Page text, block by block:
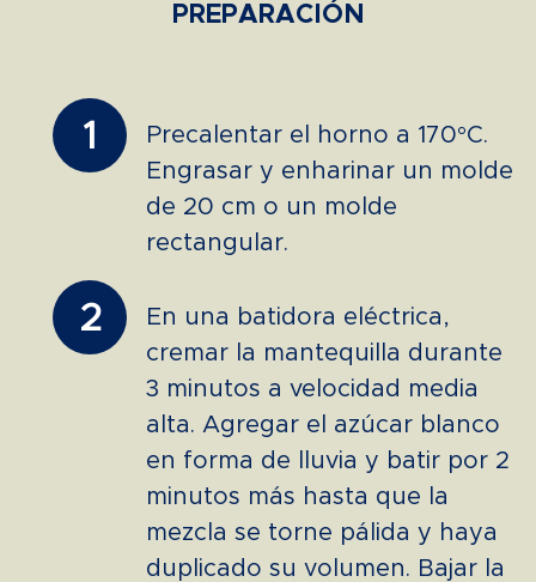
PREPARACIÓN
1
Precalentar el horno a 170°C.
Engrasar y enharinar un molde
de 20 cm o un molde
rectangular.
2
En una batidora eléctrica,
cremar la mantequilla durante
3 minutos a velocidad media
alta. Agregar el azúcar blanco
en forma de lluvia y batir por 2
minutos más hasta que la
mezcla se torne pálida y haya
duplicado su volumen. Bajar la